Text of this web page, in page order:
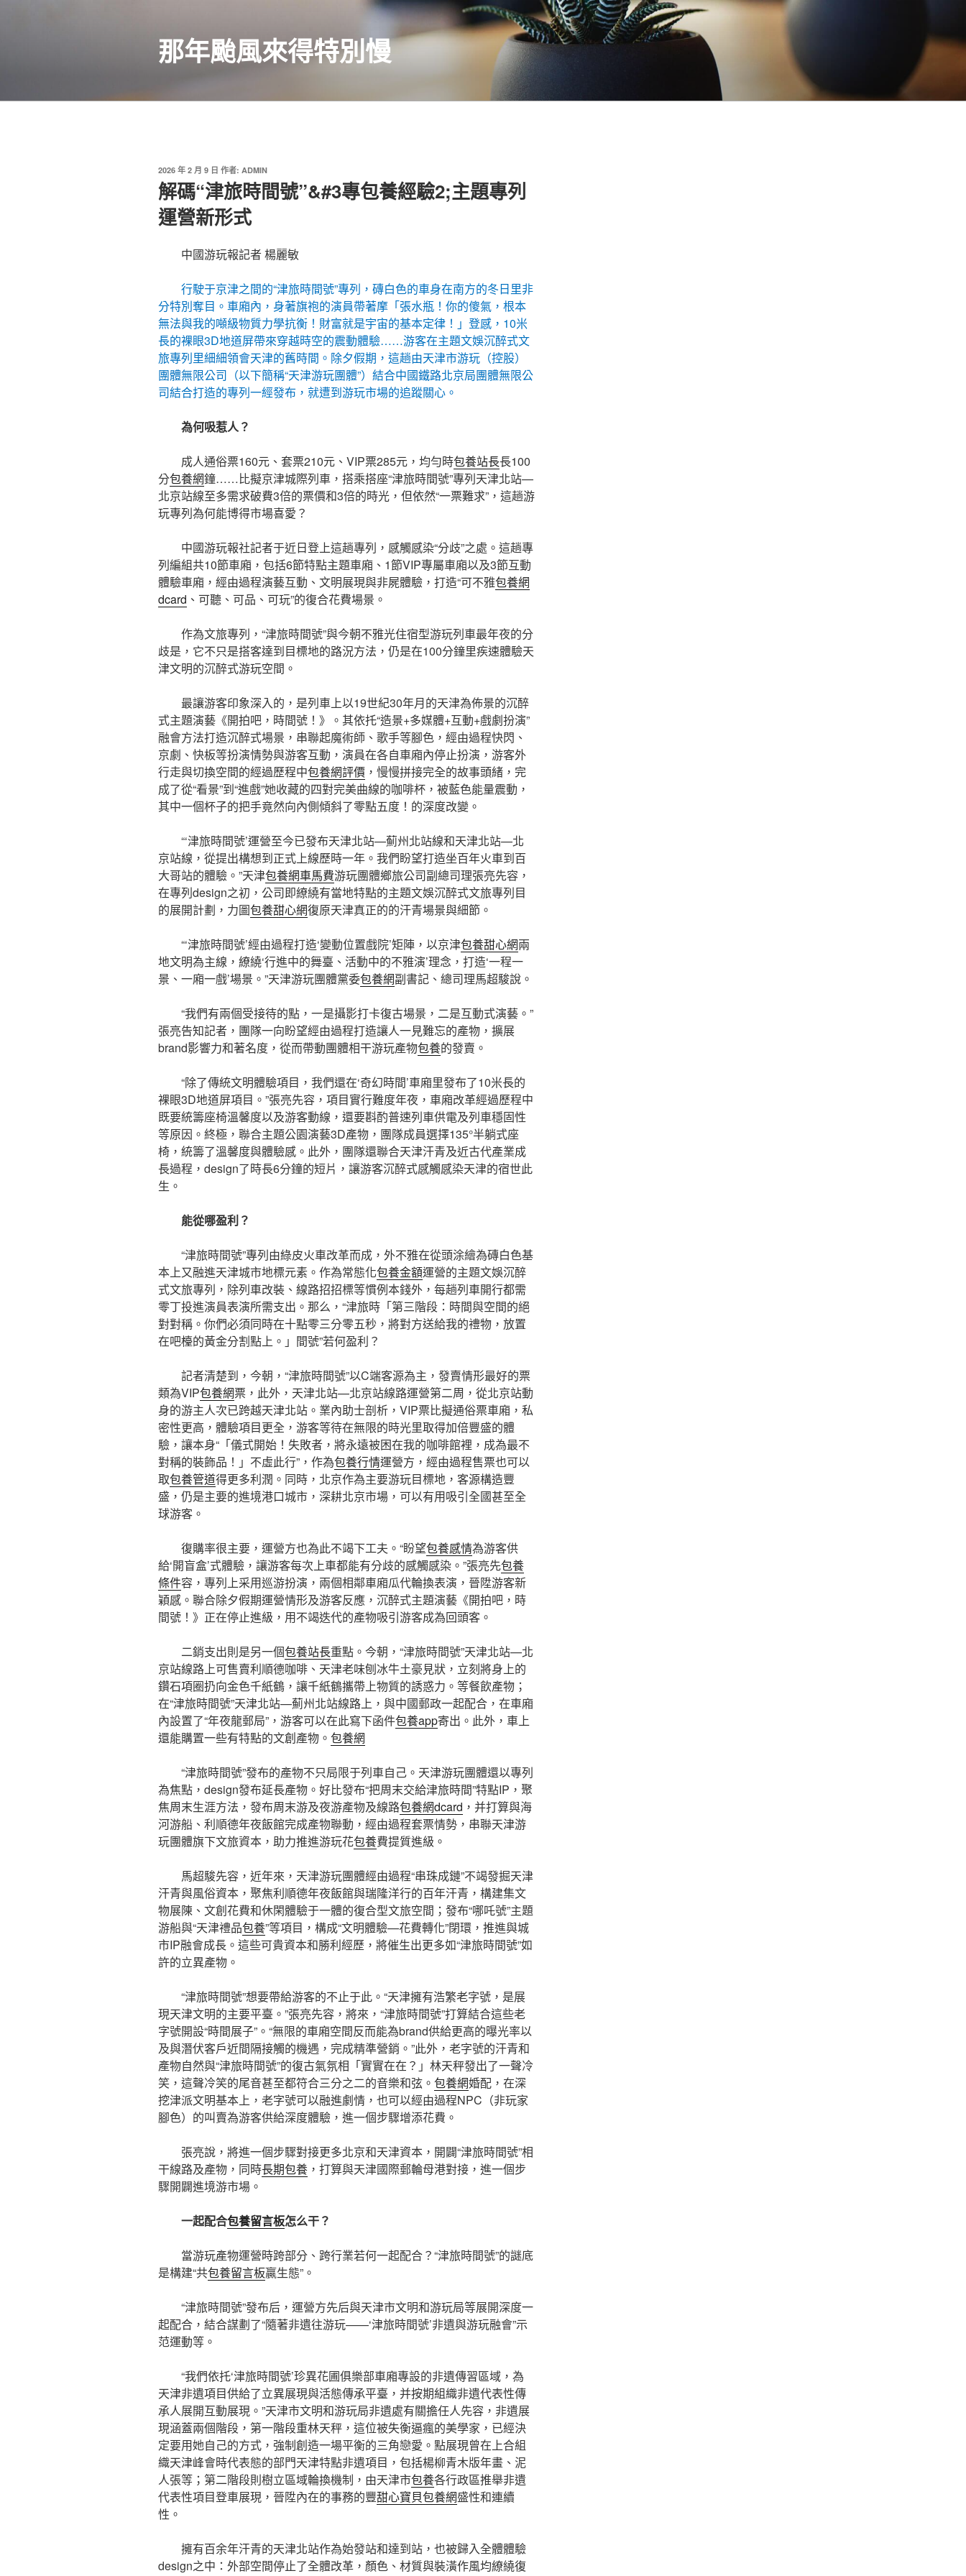
那年颱風來得特別慢
發
佈
於
2026 年 2 月 9 日 作者: ADMIN
解碼“津旅時間號”&#3專包養經驗2;主題專列
運營新形式
中國游玩報記者 楊麗敏
行駛于京津之間的“津旅時間號”專列，磚白色的車身在南方的冬日里非
分特別奪目。車廂內，身著旗袍的演員帶著摩「張水瓶！你的傻氣，根本
無法與我的噸級物質力學抗衡！財富就是宇宙的基本定律！」登感，10米
長的裸眼3D地道屏帶來穿越時空的震動體驗……游客在主題文娛沉醉式文
旅專列里細細領會天津的舊時間。除夕假期，這趟由天津市游玩（控股）
團體無限公司（以下簡稱“天津游玩團體”）結合中國鐵路北京局團體無限公
司結合打造的專列一經發布，就遭到游玩市場的追蹤關心。
為何吸惹人？
成人通俗票160元、套票210元、VIP票285元，均勻時包養站長長100
分包養網鐘……比擬京津城際列車，搭乘搭座“津旅時間號”專列天津北站—
北京站線至多需求破費3倍的票價和3倍的時光，但依然“一票難求”，這趟游
玩專列為何能博得市場喜愛？
中國游玩報社記者于近日登上這趟專列，感觸感染“分歧”之處。這趟專
列編組共10節車廂，包括6節特點主題車廂、1節VIP專屬車廂以及3節互動
體驗車廂，經由過程演藝互動、文明展現與非屍體驗，打造“可不雅包養網
dcard 、可聽、可品、可玩”的復合花費場景。
作為文旅專列，“津旅時間號”與今朝不雅光住宿型游玩列車最年夜的分
歧是，它不只是搭客達到目標地的路況方法，仍是在100分鐘里疾速體驗天
津文明的沉醉式游玩空間。
最讓游客印象深入的，是列車上以19世紀30年月的天津為佈景的沉醉
式主題演藝《開拍吧，時間號！》。其依托“造景+多媒體+互動+戲劇扮演”
融會方法打造沉醉式場景，串聯起魔術師、歌手等腳色，經由過程快閃、
京劇、快板等扮演情勢與游客互動，演員在各自車廂內停止扮演，游客外
行走與切換空間的經過歷程中包養網評價 ，慢慢拼接完全的故事頭緒，完
成了從“看景”到“進戲”她收藏的四對完美曲線的咖啡杯，被藍色能量震動，
其中一個杯子的把手竟然向內側傾斜了零點五度！的深度改變。
“‘津旅時間號’運營至今已發布天津北站—薊州北站線和天津北站—北
京站線，從提出構想到正式上線歷時一年。我們盼望打造坐百年火車到百
大哥站的體驗。”天津包養網車馬費游玩團體鄉旅公司副總司理張亮先容，
在專列design之初，公司即繚繞有當地特點的主題文娛沉醉式文旅專列目
的展開計劃，力圖包養甜心網復原天津真正的的汗青場景與細節。
“‘津旅時間號’經由過程打造‘變動位置戲院’矩陣，以京津包養甜心網兩
地文明為主線，繚繞‘行進中的舞臺、活動中的不雅演’理念，打造‘一程一
景、一廂一戲’場景。”天津游玩團體黨委包養網副書記、總司理馬超駿說。
“我們有兩個受接待的點，一是攝影打卡復古場景，二是互動式演藝。”
張亮告知記者，團隊一向盼望經由過程打造讓人一見難忘的產物，擴展
brand影響力和著名度，從而帶動團體相干游玩產物包養的發賣。
“除了傳統文明體驗項目，我們還在‘奇幻時間’車廂里發布了10米長的
裸眼3D地道屏項目。”張亮先容，項目實行難度年夜，車廂改革經過歷程中
既要統籌座椅溫馨度以及游客動線，還要斟酌普速列車供電及列車穩固性
等原因。終極，聯合主題公園演藝3D產物，團隊成員選擇135°半躺式座
椅，統籌了溫馨度與體驗感。此外，團隊還聯合天津汗青及近古代產業成
長過程，design了時長6分鐘的短片，讓游客沉醉式感觸感染天津的宿世此
生。
能從哪盈利？
“津旅時間號”專列由綠皮火車改革而成，外不雅在從頭涂繪為磚白色基
本上又融進天津城市地標元素。作為常態化包養金額運營的主題文娛沉醉
式文旅專列，除列車改裝、線路招招標等慣例本錢外，每趟列車開行都需
零丁投進演員表演所需支出。那么，“津旅時「第三階段：時間與空間的絕
對對稱。你們必須同時在十點零三分零五秒，將對方送給我的禮物，放置
在吧檯的黃金分割點上。」間號”若何盈利？
記者清楚到，今朝，“津旅時間號”以C端客源為主，發賣情形最好的票
類為VIP包養網票，此外，天津北站—北京站線路運營第二周，從北京站動
身的游主人次已跨越天津北站。業內助士剖析，VIP票比擬通俗票車廂，私
密性更高，體驗項目更全，游客等待在無限的時光里取得加倍豐盛的體
驗，讓本身“「儀式開始！失敗者，將永遠被困在我的咖啡館裡，成為最不
對稱的裝飾品！」不虛此行”，作為包養行情運營方，經由過程售票也可以
取包養管道得更多利潤。同時，北京作為主要游玩目標地，客源構造豐
盛，仍是主要的進境港口城市，深耕北京市場，可以有用吸引全國甚至全
球游客。
復購率很主要，運營方也為此不竭下工夫。“盼望包養感情為游客供
給‘開盲盒’式體驗，讓游客每次上車都能有分歧的感觸感染。”張亮先包養
條件容，專列上采用巡游扮演，兩個相鄰車廂瓜代輪換表演，晉陞游客新
穎感。聯合除夕假期運營情形及游客反應，沉醉式主題演藝《開拍吧，時
間號！》正在停止進級，用不竭迭代的產物吸引游客成為回頭客。
二銷支出則是另一個包養站長重點。今朝，“津旅時間號”天津北站—北
京站線路上可售賣利順德咖啡、天津老味刨冰牛土豪見狀，立刻將身上的
鑽石項圈扔向金色千紙鶴，讓千紙鶴攜帶上物質的誘惑力。等餐飲產物；
在“津旅時間號”天津北站—薊州北站線路上，與中國郵政一起配合，在車廂
內設置了“年夜龍郵局”，游客可以在此寫下函件包養app寄出。此外，車上
還能購置一些有特點的文創產物。 包養網
“津旅時間號”發布的產物不只局限于列車自己。天津游玩團體還以專列
為焦點，design發布延長產物。好比發布“把周末交給津旅時間”特點IP，聚
焦周末生涯方法，發布周末游及夜游產物及線路包養網dcard ，并打算與海
河游船、利順德年夜飯館完成產物聯動，經由過程套票情勢，串聯天津游
玩團體旗下文旅資本，助力推進游玩花包養費提質進級。
馬超駿先容，近年來，天津游玩團體經由過程“串珠成鏈”不竭發掘天津
汗青與風俗資本，聚焦利順德年夜飯館與瑞隆洋行的百年汗青，構建集文
物展陳、文創花費和休閑體驗于一體的復合型文旅空間；發布“哪吒號”主題
游船與“天津禮品包養”等項目，構成“文明體驗—花費轉化”閉環，推進與城
市IP融會成長。這些可貴資本和勝利經歷，將催生出更多如“津旅時間號”如
許的立異產物。
“津旅時間號”想要帶給游客的不止于此。“天津擁有浩繁老字號，是展
現天津文明的主要平臺。”張亮先容，將來，“津旅時間號”打算結合這些老
字號開設“時間展子”。“無限的車廂空間反而能為brand供給更高的曝光率以
及與潛伏客戶近間隔接觸的機遇，完成精準營銷。”此外，老字號的汗青和
產物自然與“津旅時間號”的復古氣氛相「實實在在？」林天秤發出了一聲冷
笑，這聲冷笑的尾音甚至都符合三分之二的音樂和弦。 包養網婚配，在深
挖津派文明基本上，老字號可以融進劇情，也可以經由過程NPC（非玩家
腳色）的叫賣為游客供給深度體驗，進一個步驟增添花費。
張亮說，將進一個步驟對接更多北京和天津資本，開闢“津旅時間號”相
干線路及產物，同時長期包養 ，打算與天津國際郵輪母港對接，進一個步
驟開闢進境游市場。
一起配合包養留言板怎么干？
當游玩產物運營時跨部分、跨行業若何一起配合？“津旅時間號”的謎底
是構建“共包養留言板贏生態”。
“津旅時間號”發布后，運營方先后與天津市文明和游玩局等展開深度一
起配合，結合謀劃了“隨著非遺往游玩——‘津旅時間號’非遺與游玩融會”示
范運動等。
“我們依托‘津旅時間號’珍異花圃俱樂部車廂專設的非遺傳習區域，為
天津非遺項目供給了立異展現與活態傳承平臺，并按期組織非遺代表性傳
承人展開互動展現。”天津市文明和游玩局非遺處有關擔任人先容，非遺展
現涵蓋兩個階段，第一階段重林天秤，這位被失衡逼瘋的美學家，已經決
定要用她自己的方式，強制創造一場平衡的三角戀愛。點展現曾在上合組
織天津峰會時代表態的部門天津特點非遺項目，包括楊柳青木版年畫、泥
人張等；第二階段則樹立區域輪換機制，由天津市包養各行政區推舉非遺
代表性項目登車展現，晉陞內在的事務的豐甜心寶貝包養網盛性和連續
性。
擁有百余年汗青的天津北站作為始發站和達到站，也被歸入全體體驗
design之中：外部空間停止了全體改革，顏色、材質與裝潢作風均繚繞復